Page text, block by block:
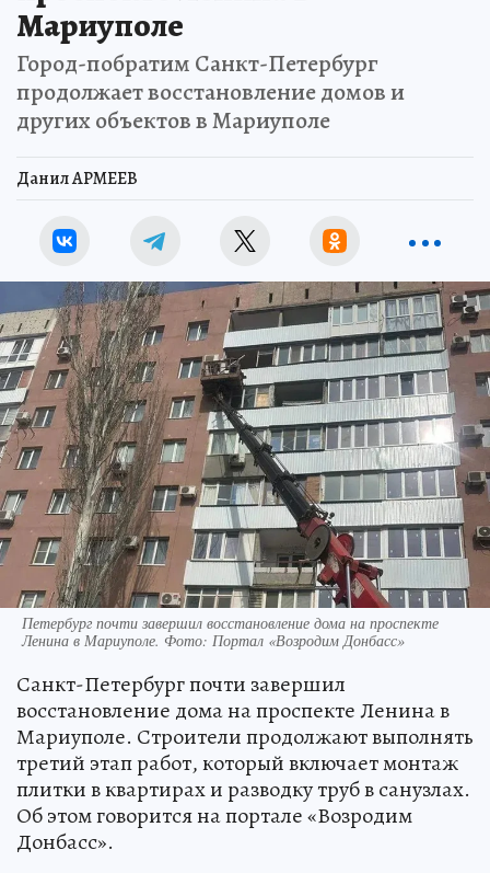
Мариуполе
Город-побратим Санкт-Петербург
продолжает восстановление домов и
других объектов в Мариуполе
Данил АРМЕЕВ
Петербург почти завершил восстановление дома на проспекте
Ленина в Мариуполе. Фото: Портал «Возродим Донбасс»
Санкт-Петербург почти завершил
восстановление дома на проспекте Ленина в
Мариуполе. Строители продолжают выполнять
третий этап работ, который включает монтаж
плитки в квартирах и разводку труб в санузлах.
Об этом говорится на портале «Возродим
Донбасс».